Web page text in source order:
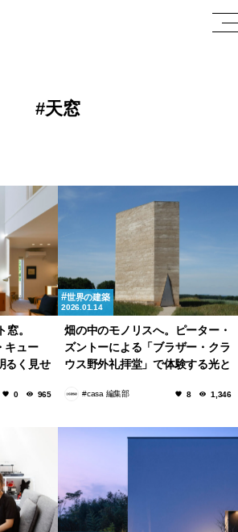
天窓
。
キュー
るく見せ
0 965
世界の建築
2026.01.14
畑の中のモノリスへ。ピーター・
ズントーによる「ブラザー・クラ
ウス野外礼拝堂」で体験する光と
#casa 編集部 8 1,346